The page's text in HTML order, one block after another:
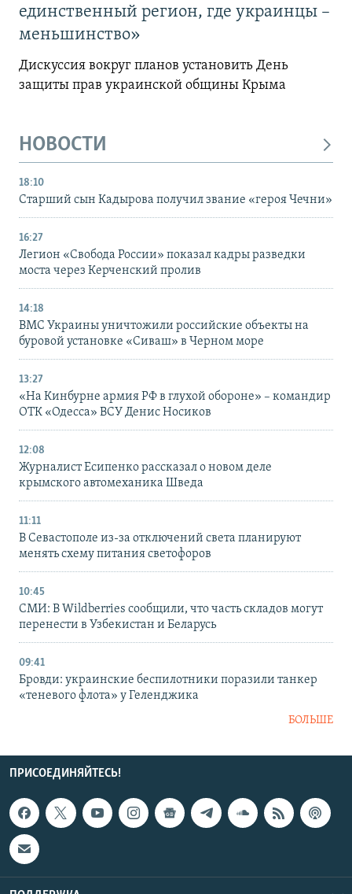
единственный регион, где украинцы –
меньшинство»
Дискуссия вокруг планов установить День
защиты прав украинской общины Крыма
НОВОСТИ
18:10
Старший сын Кадырова получил звание «героя Чечни»
16:27
Легион «Свобода России» показал кадры разведки
моста через Керченский пролив
14:18
ВМС Украины уничтожили российские объекты на
буровой установке «Сиваш» в Черном море
13:27
«На Кинбурне армия РФ в глухой обороне» – командир
ОТК «Одесса» ВСУ Денис Носиков
12:08
Журналист Есипенко рассказал о новом деле
крымского автомеханика Шведа
11:11
В Севастополе из-за отключений света планируют
менять схему питания светофоров
10:45
СМИ: В Wildberries сообщили, что часть складов могут
перенести в Узбекистан и Беларусь
09:41
Бровди: украинские беспилотники поразили танкер
«теневого флота» у Геленджика
БОЛЬШЕ
ПРИСОЕДИНЯЙТЕСЬ!